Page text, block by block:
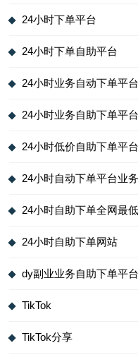
24小时下单平台
24小时下单自助平台
24小时业务自动下单平台
24小时业务自助下单平台
24小时低价自助下单平
24小时自动下单平台业务
24小时自助下单全网最
24小时自助下单网站
dy副业业务自助下单平台
TikTok
TikTok分享